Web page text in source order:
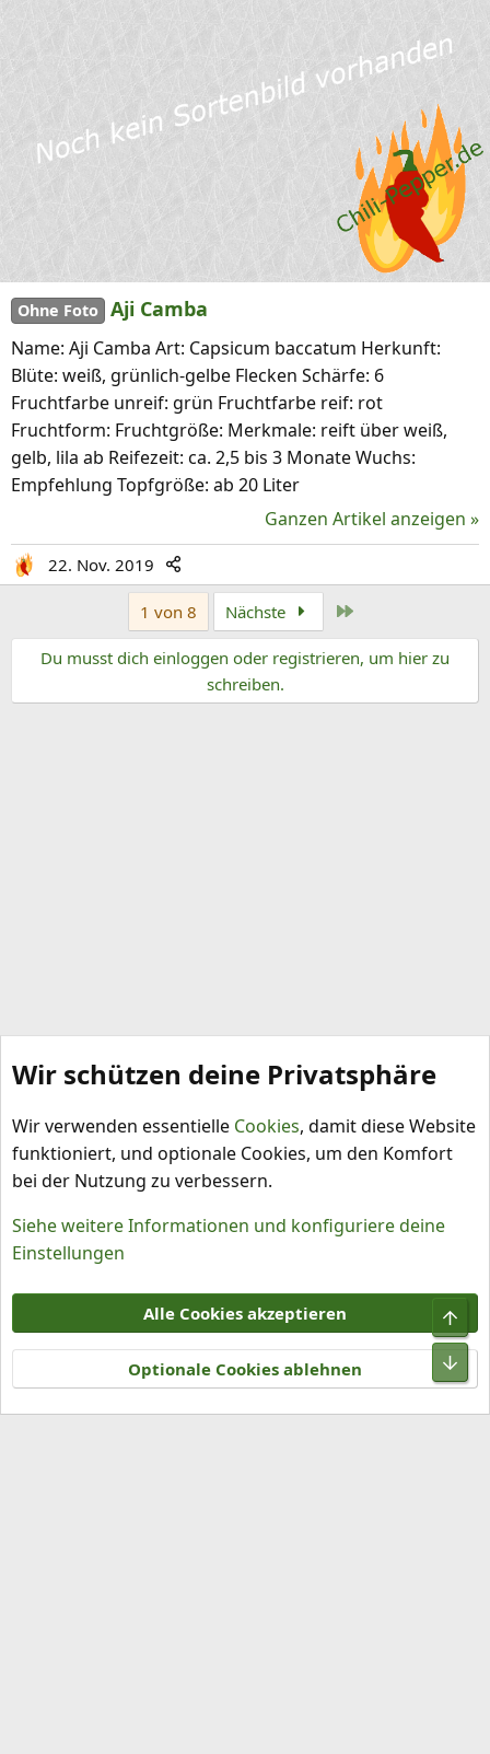
Ohne Foto Aji Camba
Name: Aji Camba Art: Capsicum baccatum Herkunft:
Blüte: weiß, grünlich-gelbe Flecken Schärfe: 6
Fruchtfarbe unreif: grün Fruchtfarbe reif: rot
Fruchtform: Fruchtgröße: Merkmale: reift über weiß,
gelb, lila ab Reifezeit: ca. 2,5 bis 3 Monate Wuchs:
Empfehlung Topfgröße: ab 20 Liter
Ganzen Artikel anzeigen »
22. Nov. 2019
1 von 8 Nächste
Du musst dich einloggen oder registrieren, um hier zu
schreiben.
Sortenbeschreibungen
Nutzungsbedingungen
Datenschutz
Hilfe und Impressum
R
S
S
Community platform by XenForo® © 2010-2026 XenForo Ltd.
Wir schützen deine Privatsphäre
Wir verwenden essentielle Cookies, damit diese Website
funktioniert, und optionale Cookies, um den Komfort
bei der Nutzung zu verbessern.
Siehe weitere Informationen und konfiguriere deine
Einstellungen
Alle Cookies akzeptieren
Optionale Cookies ablehnen